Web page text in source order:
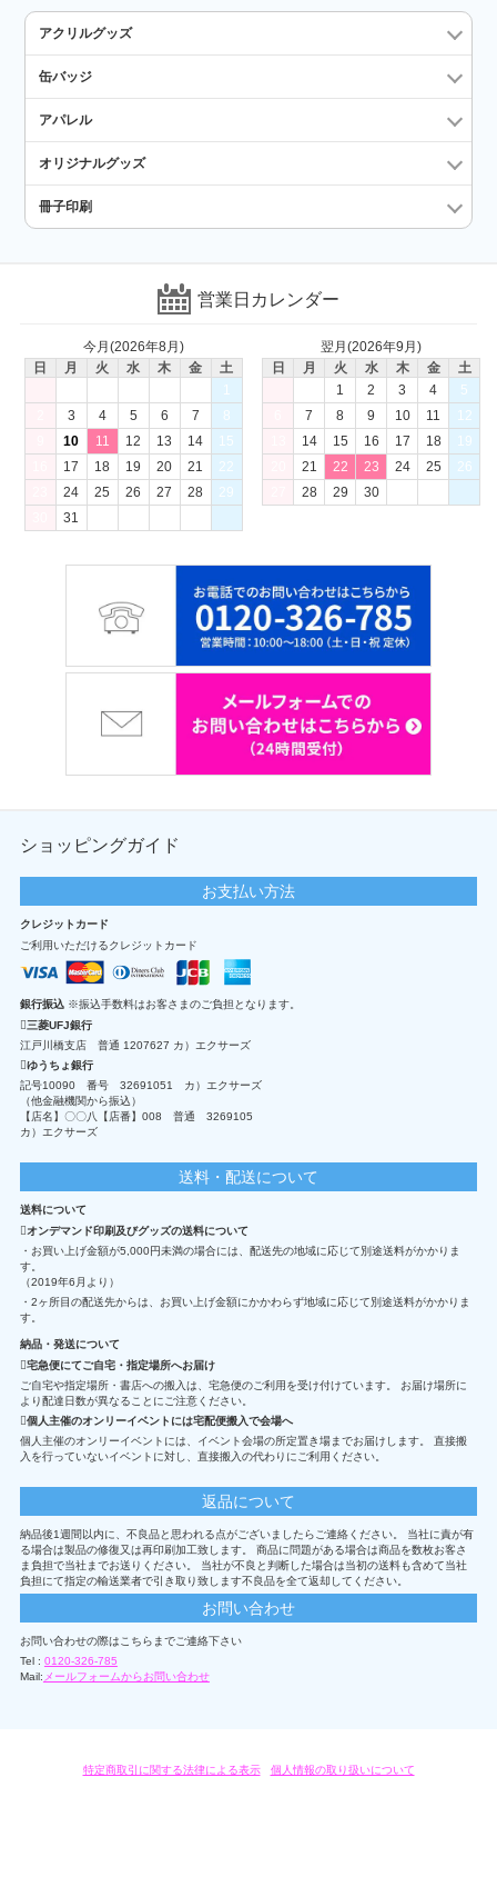
アクリルグッズ
缶バッジ
アパレル
オリジナルグッズ
冊子印刷
営業日カレンダー
今月(2026年8月)
日
月 火 水 木 金
土
1
3 4 5 6 7
8
10 11 12 13 14
15
17 18 19 20 21
22
24 25 26 27 28
29
31
翌月(2026年9月)
日
月 火 水 木 金
土
1
2 3 4
5
7 8 9 10 11
12
14 15 16 17 18
19
21 22 23 24 25
26
28 29 30
ショッピングガイド
お支払い方法
クレジットカード
ご利用いただけるクレジットカード
銀行振込 ※振込手数料はお客さまのご負担となります。
三菱UFJ銀行
江戸川橋支店 普通 1207627 カ）エクサーズ
ゆうちょ銀行
記号10090 番号 32691051 カ）エクサーズ
（他金融機関から振込）
【店名】〇〇八【店番】008 普通 3269105
カ）エクサーズ
送料・配送について
送料について
オンデマンド印刷及びグッズの送料について
・お買い上げ金額が5,000円未満の場合には、配送先の地域に応じて別途送料がかかりま
す。
（2019年6月より）
・2ヶ所目の配送先からは、お買い上げ金額にかかわらず地域に応じて別途送料がかかりま
す。
納品・発送について
宅急便にてご自宅・指定場所へお届け
ご自宅や指定場所・書店への搬入は、宅急便のご利用を受け付けています。 お届け場所に
より配達日数が異なることにご注意ください。
個人主催のオンリーイベントには宅配便搬入で会場へ
個人主催のオンリーイベントには、イベント会場の所定置き場までお届けします。 直接搬
入を行っていないイベントに対し、直接搬入の代わりにご利用ください。
返品について
納品後1週間以内に、不良品と思われる点がございましたらご連絡ください。 当社に責が有
る場合は製品の修復又は再印刷加工致します。 商品に問題がある場合は商品を数枚お客さ
ま負担で当社までお送りください。 当社が不良と判断した場合は当初の送料も含めて当社
負担にて指定の輸送業者で引き取り致します不良品を全て返却してください。
お問い合わせ
お問い合わせの際はこちらまでご連絡下さい
Tel : 0120-326-785
Mail: メールフォームからお問い合わせ
特定商取引に関する法律による表示/ 個人情報の取り扱いについて